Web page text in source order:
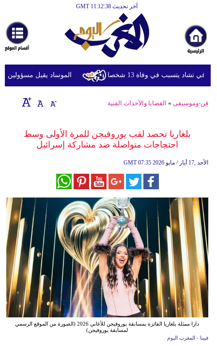
آخر تحديث GMT 11:12:38
أخبارعاجلة
رياضة
ثقافة
إقتصاد
وموسيقى
سياحة
وسفر
ديكور
أخبار
البرلمان
المغربي
إعلام
الموساد يقيل مسؤولين تشاد يتسبب في وفاة 13 شخصا
فن-وموسيقى » القضايا والأحداث الفنية
بلغاريا تحصد لقب يوروفيجن للمرة الأولى وسط
احتجاجات متواصلة ضد مشاركة إسرائيل
GMT 07:35 2026 الأحد ,17 أيار / مايو
دارا ممثلة بلغاريا الفائزة بمسابقة يوروفيجن للأغاني 2026 (الصورة من الموقع الرسمي
لمسابقة يوروفيجن)
فيينا - المغرب اليوم